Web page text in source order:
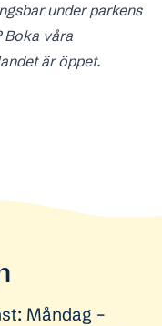
under parkens
Boka våra
är öppet.
Måndag –